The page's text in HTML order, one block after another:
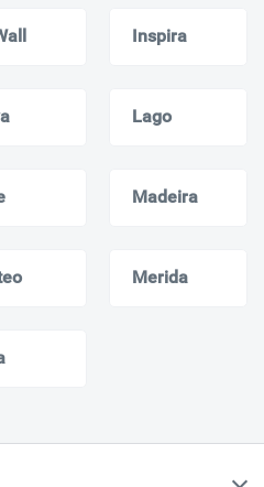
Inspira
Lago
Madeira
Merida